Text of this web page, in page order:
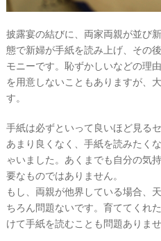
披露宴の結びに、両家両親が並び
態で新婦が手紙を読み上げ、その
モニーです。恥ずかしいなどの理
を用意しないこともありますが、
す。
手紙は必ずといって良いほど見る
あまり良くなく、手紙を読みたく
ゃいました。あくまでも自分の気
要なものではありません。
もし、両親が他界している場合、
ちろん問題ないです。育ててくれ
けて手紙を読むことも問題ありませ